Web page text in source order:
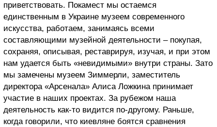
приветствовать. Покамест мы остаемся
единственным в Украине музеем современного
искусства, работаем, занимаясь всеми
составляющими музейной деятельности – покупая,
сохраняя, описывая, реставрируя, изучая, и при этом
нам удается быть «невидимыми» внутри страны. Зато
мы замечены музеем Зиммерли, заместитель
директора «Арсенала» Алиса Ложкина принимает
участие в наших проектах. За рубежом наша
деятельность как-то видится по-другому. Раньше,
когда говорили, что киевляне боятся сравнения